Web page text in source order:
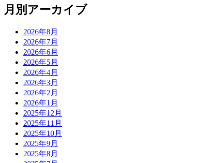
月別アーカイブ
2026年8月
2026年7月
2026年6月
2026年5月
2026年4月
2026年3月
2026年2月
2026年1月
2025年12月
2025年11月
2025年10月
2025年9月
2025年8月